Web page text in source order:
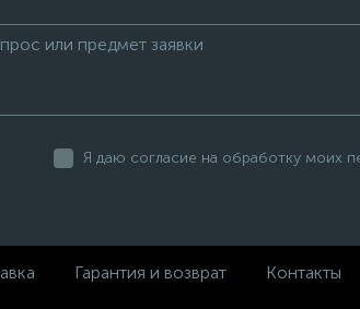
Я даю согласие на обработку моих
Гарантия и возврат Контакты